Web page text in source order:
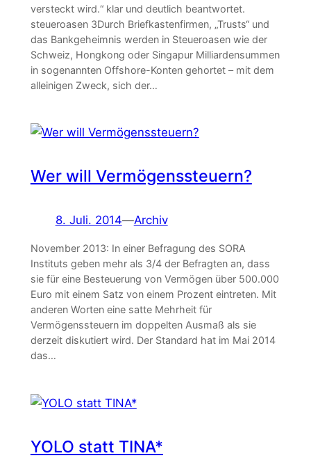
versteckt wird.“ klar und deutlich beantwortet.
steueroasen 3Durch Briefkastenfirmen, „Trusts“ und
das Bankgeheimnis werden in Steueroasen wie der
Schweiz, Hongkong oder Singapur Milliardensummen
in sogenannten Offshore-Konten gehortet – mit dem
alleinigen Zweck, sich der…
Wer will Vermögenssteuern?
8. Juli. 2014—Archiv
November 2013: In einer Befragung des SORA
Instituts geben mehr als 3/4 der Befragten an, dass
sie für eine Besteuerung von Vermögen über 500.000
Euro mit einem Satz von einem Prozent eintreten. Mit
anderen Worten eine satte Mehrheit für
Vermögenssteuern im doppelten Ausmaß als sie
derzeit diskutiert wird. Der Standard hat im Mai 2014
das…
YOLO statt TINA*